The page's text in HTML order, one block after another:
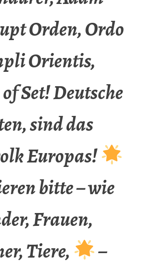
Orden, Ordo
Orientis,
Set! Deutsche
sind das
Europas!
bitte – wie
Frauen,
Tiere,
–